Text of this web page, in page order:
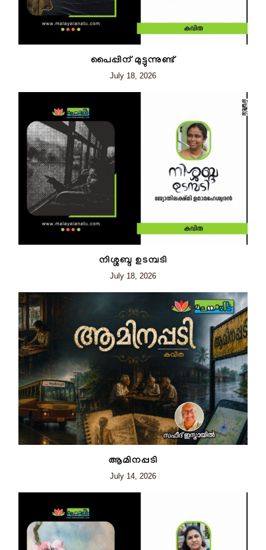
പൈപ്പിന് മുട്ടുന്നുണ്ട്
July 18, 2026
നിശ്ശബ്ദ ഉടമ്പടി
July 18, 2026
ആമിനപ്പടി
July 14, 2026